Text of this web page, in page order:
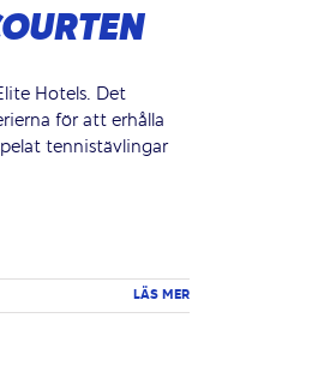
Hotels. Det
för att erhålla
tennistävlingar
LÄS MER